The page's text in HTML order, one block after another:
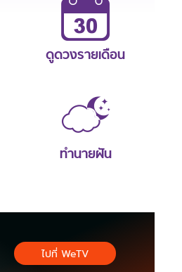
ดูดวงรายเดือน
ทำนายฝัน
ไปที่ WeTV